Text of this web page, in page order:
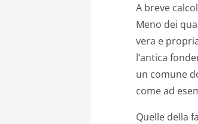
A breve
Meno dei
vera e
l’antica
un comune
come ad
Quelle della